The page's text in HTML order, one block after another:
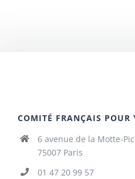
COMITÉ FRANÇAIS POUR
6 avenue de la Motte-
75007 Paris
01 47 20 99 57